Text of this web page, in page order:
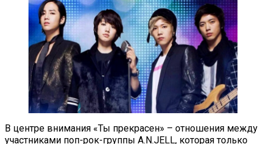
В центре внимания «Ты прекрасен» – отношения между
участниками поп-рок-группы A.N.JELL, которая только